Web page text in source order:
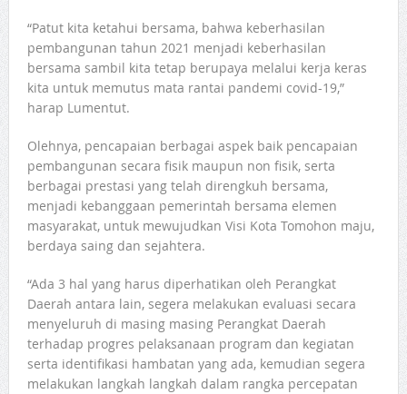
“Patut kita ketahui bersama, bahwa keberhasilan
pembangunan tahun 2021 menjadi keberhasilan
bersama sambil kita tetap berupaya melalui kerja keras
kita untuk memutus mata rantai pandemi covid-19,”
harap Lumentut.
Olehnya, pencapaian berbagai aspek baik pencapaian
pembangunan secara fisik maupun non fisik, serta
berbagai prestasi yang telah direngkuh bersama,
menjadi kebanggaan pemerintah bersama elemen
masyarakat, untuk mewujudkan Visi Kota Tomohon maju,
berdaya saing dan sejahtera.
“Ada 3 hal yang harus diperhatikan oleh Perangkat
Daerah antara lain, segera melakukan evaluasi secara
menyeluruh di masing masing Perangkat Daerah
terhadap progres pelaksanaan program dan kegiatan
serta identifikasi hambatan yang ada, kemudian segera
melakukan langkah langkah dalam rangka percepatan